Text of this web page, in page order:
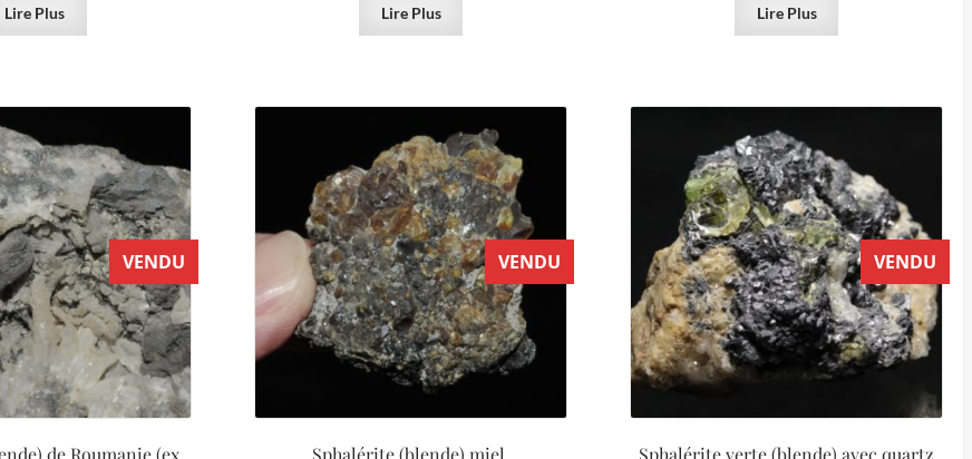
Lire Plus Lire Plus Lire Plus
VENDU
de Roumanie (ex
VENDU
Sphalérite (blende) miel,
VENDU
Sphalérite verte (blende) avec quartz